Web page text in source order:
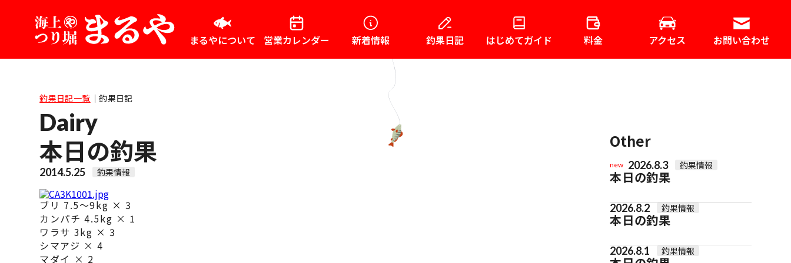
まるやについて 営業カレンダー 新着情報 釣果日記 はじめてガイド 料金 アクセス お問い合わせ
釣果日記一覧 ｜釣果日記
Dairy
本日の釣果
2014.5.25 釣果情報
ブリ 7.5〜9kg × 3
カンパチ 4.5kg × 1
ワラサ 3kg × 3
シマアジ × 4
マダイ × 2
Other
new 2026.8.3 釣果情報
本日の釣果
2026.8.2 釣果情報
本日の釣果
2026.8.1 釣果情報